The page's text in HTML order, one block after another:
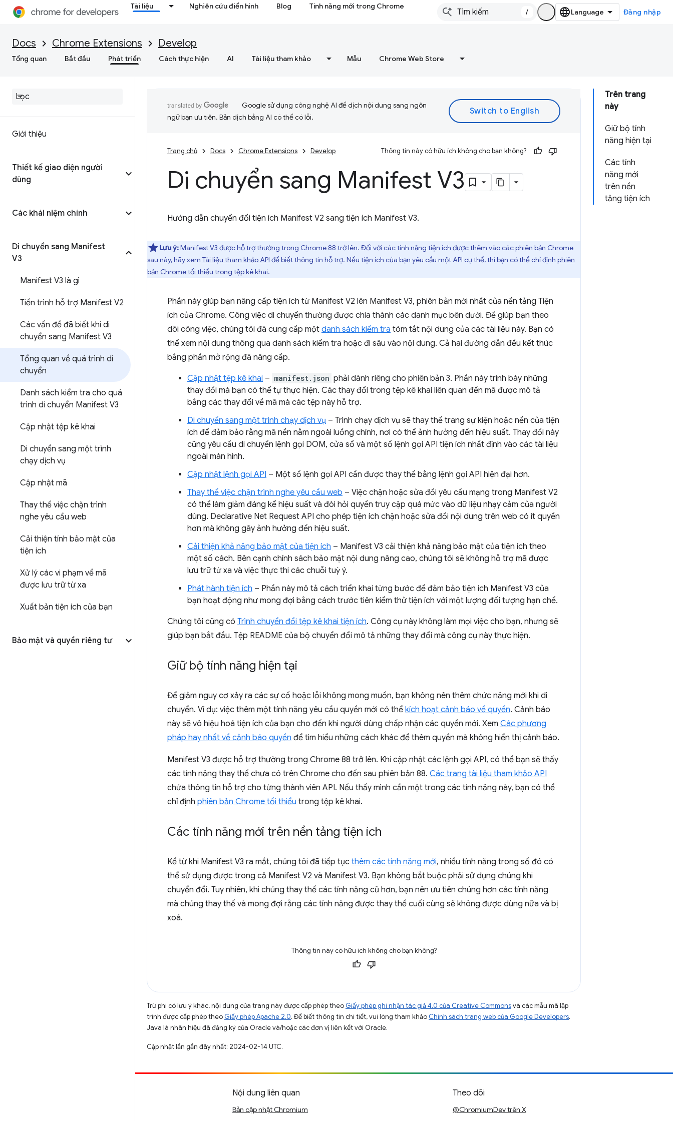
Tài liệu Nghiên cứu điển hình Blog Tính năng mới trong Chrome
/ Đăng nhập
Docs Chrome Extensions Develop
Tổng quan Bắt đầu Phát triển Cách thực hiện AI Tài liệu tham khảo Mẫu Chrome Web Store
Giới thiệu
Thiết kế giao diện người
dùng
Các khái niệm chính
Di chuyển sang Manifest
V3
Manifest V3 là gì
Tiến trình hỗ trợ Manifest V2
Các vấn đề đã biết khi di
chuyển sang Manifest V3
Tổng quan về quá trình di
chuyển
Danh sách kiểm tra cho quá
trình di chuyển Manifest V3
Cập nhật tệp kê khai
Di chuyển sang một trình
chạy dịch vụ
Cập nhật mã
Thay thế việc chặn trình
nghe yêu cầu web
Cải thiện tính bảo mật của
tiện ích
Xử lý các vi phạm về mã
được lưu trữ từ xa
Xuất bản tiện ích của bạn
Bảo mật và quyền riêng tư
Trên trang
này
Giữ bộ tính
năng hiện tại
Các tính
năng mới
trên nền
tảng tiện ích
Google sử dụng công nghệ AI để dịch nội dung sang ngôn
ngữ bạn ưu tiên. Bản dịch bằng AI có thể có lỗi.
Trang chủ Docs Chrome Extensions Develop Thông tin này có hữu ích không cho bạn không?
Di chuyển sang Manifest V3
Hướng dẫn chuyển đổi tiện ích Manifest V2 sang tiện ích Manifest V3.
Lưu ý:Manifest V3 được hỗ trợ thường trong Chrome 88 trở lên. Đối với các tính năng tiện ích được thêm vào các phiên bản Chrome
sau này, hãy xem Tài liệu tham khảo API để biết thông tin hỗ trợ. Nếu tiện ích của bạn yêu cầu một API cụ thể, thì bạn có thể chỉ định phiên
bản Chrome tối thiểu trong tệp kê khai.
Phần này giúp bạn nâng cấp tiện ích từ Manifest V2 lên Manifest V3, phiên bản mới nhất của nền tảng Tiện
ích của Chrome. Công việc di chuyển thường được chia thành các danh mục bên dưới. Để giúp bạn theo
dõi công việc, chúng tôi đã cung cấp một danh sách kiểm tra tóm tắt nội dung của các tài liệu này. Bạn có
thể xem nội dung thông qua danh sách kiểm tra hoặc đi sâu vào nội dung. Cả hai đường dẫn đều kết thúc
bằng phần mở rộng đã nâng cấp.
Cập nhật tệp kê khai – manifest.json phải dành riêng cho phiên bản 3. Phần này trình bày những
thay đổi mà bạn có thể tự thực hiện. Các thay đổi trong tệp kê khai liên quan đến mã được mô tả
bằng các thay đổi về mã mà các tệp này hỗ trợ.
Di chuyển sang một trình chạy dịch vụ – Trình chạy dịch vụ sẽ thay thế trang sự kiện hoặc nền của tiện
ích để đảm bảo rằng mã nền nằm ngoài luồng chính, nơi có thể ảnh hưởng đến hiệu suất. Thay đổi này
cũng yêu cầu di chuyển lệnh gọi DOM, cửa sổ và một số lệnh gọi API tiện ích nhất định vào các tài liệu
ngoài màn hình.
Cập nhật lệnh gọi API – Một số lệnh gọi API cần được thay thế bằng lệnh gọi API hiện đại hơn.
Thay thế việc chặn trình nghe yêu cầu web – Việc chặn hoặc sửa đổi yêu cầu mạng trong Manifest V2
có thể làm giảm đáng kể hiệu suất và đòi hỏi quyền truy cập quá mức vào dữ liệu nhạy cảm của người
dùng. Declarative Net Request API cho phép tiện ích chặn hoặc sửa đổi nội dung trên web có ít quyền
hơn mà không gây ảnh hưởng đến hiệu suất.
Cải thiện khả năng bảo mật của tiện ích – Manifest V3 cải thiện khả năng bảo mật của tiện ích theo
một số cách. Bên cạnh chính sách bảo mật nội dung nâng cao, chúng tôi sẽ không hỗ trợ mã được
lưu trữ từ xa và việc thực thi các chuỗi tuỳ ý.
Phát hành tiện ích – Phần này mô tả cách triển khai từng bước để đảm bảo tiện ích Manifest V3 của
bạn hoạt động như mong đợi bằng cách trước tiên kiểm thử tiện ích với một lượng đối tượng hạn chế.
Chúng tôi cũng có Trình chuyển đổi tệp kê khai tiện ích. Công cụ này không làm mọi việc cho bạn, nhưng sẽ
giúp bạn bắt đầu. Tệp README của bộ chuyển đổi mô tả những thay đổi mà công cụ này thực hiện.
Giữ bộ tính năng hiện tại
Để giảm nguy cơ xảy ra các sự cố hoặc lỗi không mong muốn, bạn không nên thêm chức năng mới khi di
chuyển. Ví dụ: việc thêm một tính năng yêu cầu quyền mới có thể kích hoạt cảnh báo về quyền. Cảnh báo
này sẽ vô hiệu hoá tiện ích của bạn cho đến khi người dùng chấp nhận các quyền mới. Xem Các phương
pháp hay nhất về cảnh báo quyền để tìm hiểu những cách khác để thêm quyền mà không hiển thị cảnh báo.
Manifest V3 được hỗ trợ thường trong Chrome 88 trở lên. Khi cập nhật các lệnh gọi API, có thể bạn sẽ thấy
các tính năng thay thế chưa có trên Chrome cho đến sau phiên bản 88. Các trang tài liệu tham khảo API
chứa thông tin hỗ trợ cho từng thành viên API. Nếu thấy mình cần một trong các tính năng này, bạn có thể
chỉ định phiên bản Chrome tối thiểu trong tệp kê khai.
Các tính năng mới trên nền tảng tiện ích
Kể từ khi Manifest V3 ra mắt, chúng tôi đã tiếp tục thêm các tính năng mới, nhiều tính năng trong số đó có
thể sử dụng được trong cả Manifest V2 và Manifest V3. Bạn không bắt buộc phải sử dụng chúng khi
chuyển đổi. Tuy nhiên, khi chúng thay thế các tính năng cũ hơn, bạn nên ưu tiên chúng hơn các tính năng
mà chúng thay thế và mong đợi rằng các tính năng được thay thế cuối cùng sẽ không được dùng nữa và bị
xoá.
Thông tin này có hữu ích không cho bạn không?
Trừ phi có lưu ý khác, nội dung của trang này được cấp phép theo Giấy phép ghi nhận tác giả 4.0 của Creative Commonsvà các mẫu mã lập
trình được cấp phép theo Giấy phép Apache 2.0. Để biết thông tin chi tiết, vui lòng tham khảo Chính sách trang web của Google Developers.
Java là nhãn hiệu đã đăng ký của Oracle và/hoặc các đơn vị liên kết với Oracle.
Cập nhật lần gần đây nhất: 2024-02-14 UTC.
Nội dung liên quan
Bản cập nhật Chromium
Theo dõi
@ChromiumDev trên X